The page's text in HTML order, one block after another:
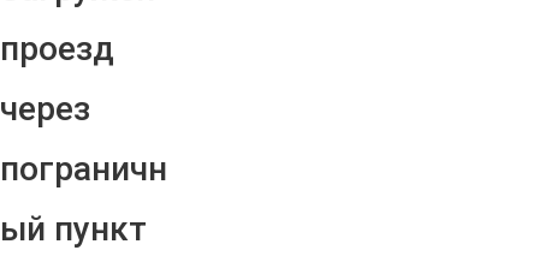
проезд
через
пограничн
ый пункт